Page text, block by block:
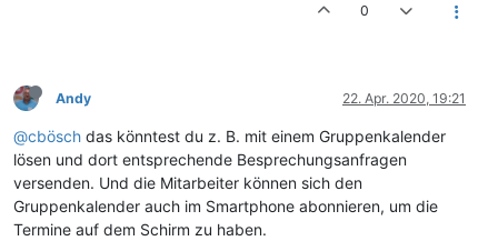
0
Andy 22. Apr. 2020, 19:21
@cbösch das könntest du z. B. mit einem Gruppenkalender
lösen und dort entsprechende Besprechungsanfragen
versenden. Und die Mitarbeiter können sich den
Gruppenkalender auch im Smartphone abonnieren, um die
Termine auf dem Schirm zu haben.